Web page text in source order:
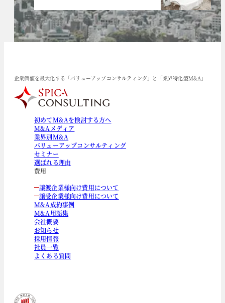
企業価値を最大化する「バリューアップコンサルティング」と「業界特化型M&A」
初めてM&Aを検討する方へ
M&Aメディア
業界別M&A
バリューアップコンサルティング
セミナー
選ばれる理由
費用
譲渡企業様向け費用について
譲受企業様向け費用について
M&A成約事例
M&A用語集
会社概要
お知らせ
採用情報
社員一覧
よくある質問